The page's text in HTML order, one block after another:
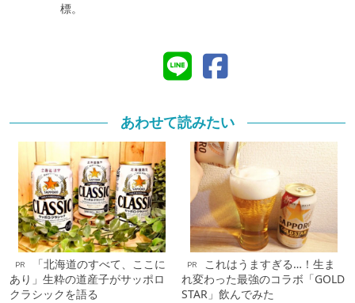
標。
あわせて読みたい
PR
「北海道のすべて、ここに
あり」生粋の道産子がサッポロ
クラシックを語る
PR
これはうますぎる…！生ま
れ変わった最強のコラボ「GOLD
STAR」飲んでみた